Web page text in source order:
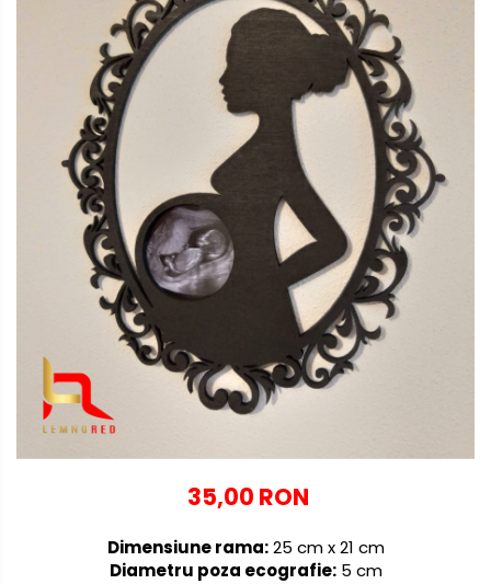
Globuri personalizate
Decoratiuni Craciun
Pachete cadou Craciun
Decoratiuni Paste
Valentines Day
Cadouri indragostiti
1-8 Martie
Scoala/Absolvire
35,00 RON
Dimensiune rama:25 cm x 21 cm
Diametru poza ecografie:5 cm